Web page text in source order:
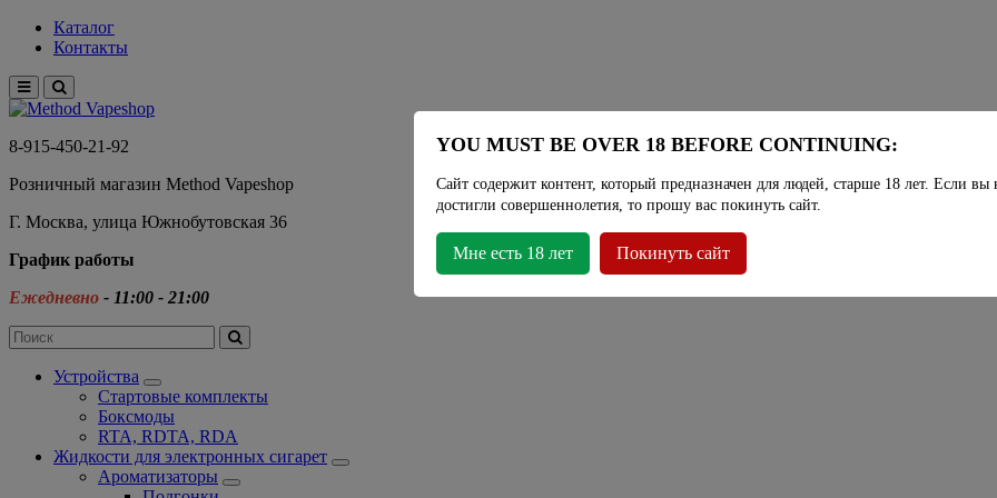
Каталог
Контакты
8-915-450-21-92
Розничный магазин Method Vapeshop
Г. Москва, улица Южнобутовская 36
График работы
Ежедневно - 11:00 - 21:00
Устройства
Стартовые комплекты
Боксмоды
RTA, RDTA, RDA
Жидкости для электронных сигарет
Ароматизаторы
YOU MUST BE OVER 18 BEFORE CONTINUING:
Сайт содержит контент, который предназначен для людей, старше 18 лет. Если вы
достигли совершеннолетия, то прошу вас покинуть сайт.
Мне есть 18 лет Покинуть сайт